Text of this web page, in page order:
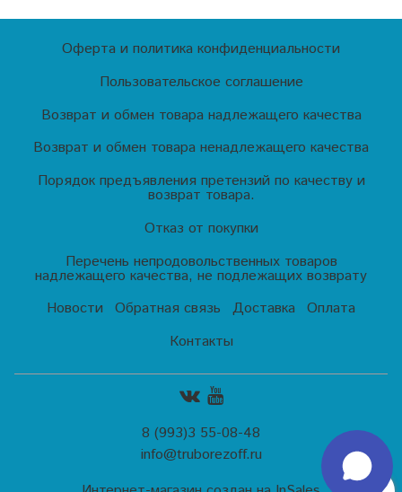
Оферта и политика конфиденциальности
Пользовательское соглашение
Возврат и обмен товара надлежащего качества
Возврат и обмен товара ненадлежащего качества
Порядок предъявления претензий по качеству и
возврат товара.
Отказ от покупки
Перечень непродовольственных товаров
надлежащего качества, не подлежащих возврату
Новости
Обратная связь Доставка
Оплата
Контакты
8 (993)3 55-08-48
info@truborezoff.ru